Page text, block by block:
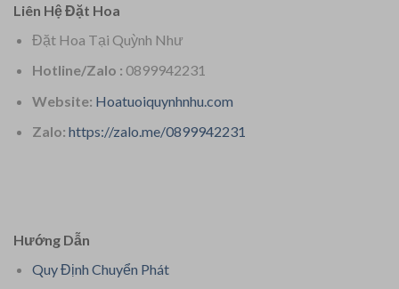
Liên Hệ Đặt Hoa
Đặt Hoa Tại Quỳnh Như
Hotline/Zalo : 0899942231
Website: Hoatuoiquynhnhu.com
Zalo: https://zalo.me/0899942231
Hướng Dẫn
Quy Định Chuyển Phát